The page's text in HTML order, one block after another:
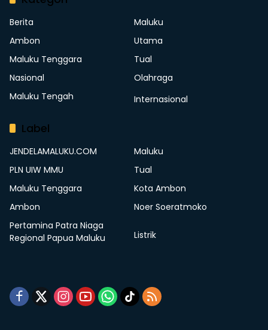
Berita
Maluku
Ambon
Utama
Maluku Tenggara
Tual
Nasional
Olahraga
Maluku Tengah
Internasional
Label
JENDELAMALUKU.COM
Maluku
PLN UIW MMU
Tual
Maluku Tenggara
Kota Ambon
Ambon
Noer Soeratmoko
Pertamina Patra Niaga
Regional Papua Maluku
Listrik